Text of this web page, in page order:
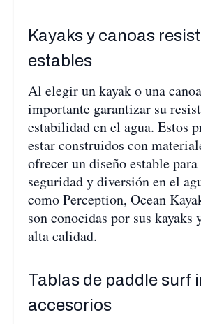
Kayaks y canoas
estables
Al elegir un kayak o una
importante garantizar su
estabilidad en el agua. Estos
estar construidos con
ofrecer un diseño estable
seguridad y diversión en el
como Perception, Ocean
son conocidas por sus kayaks
alta calidad.
Tablas de paddle surf
accesorios